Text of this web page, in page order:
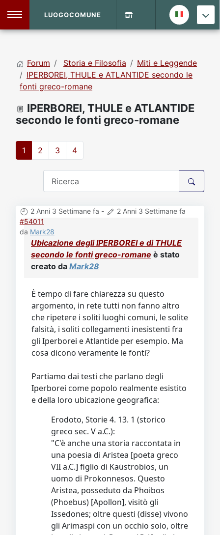
Home
DVD Shop
Sito
Forum
LUOGOCOMUNE
Forum Storia e Filosofia
Miti e Leggende
IPERBOREI, THULE e ATLANTIDE secondo le
fonti greco-romane
IPERBOREI, THULE e ATLANTIDE
secondo le fonti greco-romane
1 2 3 4
2 Anni 3 Settimane fa -
2 Anni 3 Settimane fa
#54011
da Mark28
Ubicazione degli IPERBOREI e di THULE
secondo le fonti greco-romane è stato
creato da Mark28
È tempo di fare chiarezza su questo
argomento, in rete tutti non fanno altro
che ripetere i soliti luoghi comuni, le solite
falsità, i soliti collegamenti inesistenti fra
gli Iperborei e Atlantide per esempio. Ma
cosa dicono veramente le fonti?
Partiamo dai testi che parlano degli
Iperborei come popolo realmente esistito
e della loro ubicazione geografica:
Erodoto, Storie 4. 13. 1 (storico
greco sec. V a.C.):
"C'è anche una storia raccontata in
una poesia di Aristea [poeta greco
VII a.C.] figlio di Kaüstrobios, un
uomo di Prokonnesos. Questo
Aristea, posseduto da Phoibos
(Phoebus) [Apollon], visitò gli
Issedones; oltre questi (disse) vivono
gli Arimaspi con un occhio solo, oltre